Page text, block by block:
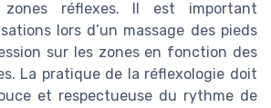
réflexes. Il est important
lors d’un massage des pieds
sur les zones en fonction des
La pratique de la réflexologie doit
et respectueuse du rythme de